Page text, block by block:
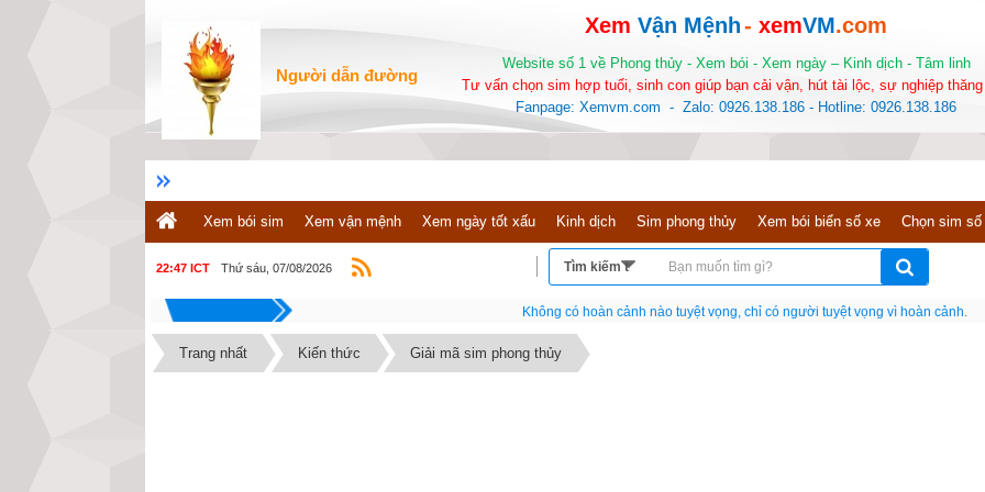
Người dẫn đường
Xem Vận Mệnh- xemVM.com
Website số 1 về Phong thủy - Xem bói - Xem ngày – Kinh dịch - Tâm linh
Tư vấn chọn sim hợp tuổi, sinh con giúp bạn cải vận, hút tài lộc, sự nghiệp
Fanpage: Xemvm.com - Zalo: 0926.138.186 - Hotline: 0926.138.186
Xem bói sim Xem vận mệnh Xem ngày tốt xấu Kinh dịch Sim phong thủy Xem bói biển số xe Chọn sim số
22:47 ICT Thứ sáu, 07/08/2026
Nếu như không chịu học tập thì cho dù đi vạn dặm đường cũng chỉ là anh đưa thư.
Trang nhất Kiến thức Giải mã sim phong thủy